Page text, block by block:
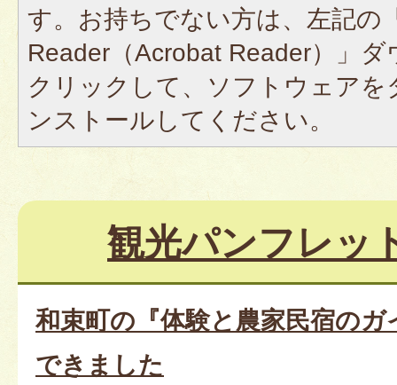
す。お持ちでない方は、左記の
Reader（Acrobat Reader）」
クリックして、ソフトウェア
ンストールしてください。
観光パンフレッ
和束町の『体験と農家民宿の
できました